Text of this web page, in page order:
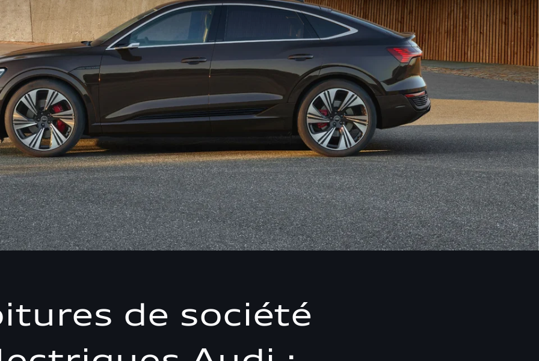
de société